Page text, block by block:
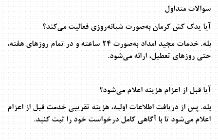
سوالات متداول
آیا یدک کش کرمان به‌صورت شبانه‌روزی فعالیت می‌کند؟
بله. خدمات مجید امداد به‌صورت ۲۴ ساعته و در تمام روزهای هفته،
حتی روزهای تعطیل، ارائه می‌شود.
آیا قبل از اعزام هزینه اعلام می‌شود؟
بله. پس از دریافت اطلاعات اولیه، هزینه تقریبی خدمت قبل از اعزام
اعلام می‌شود تا با آگاهی کامل درخواست خود را ثبت کنید.